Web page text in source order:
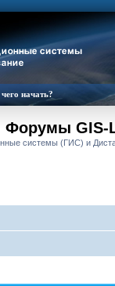
начать?
Форумы GIS-
системы (ГИС) и